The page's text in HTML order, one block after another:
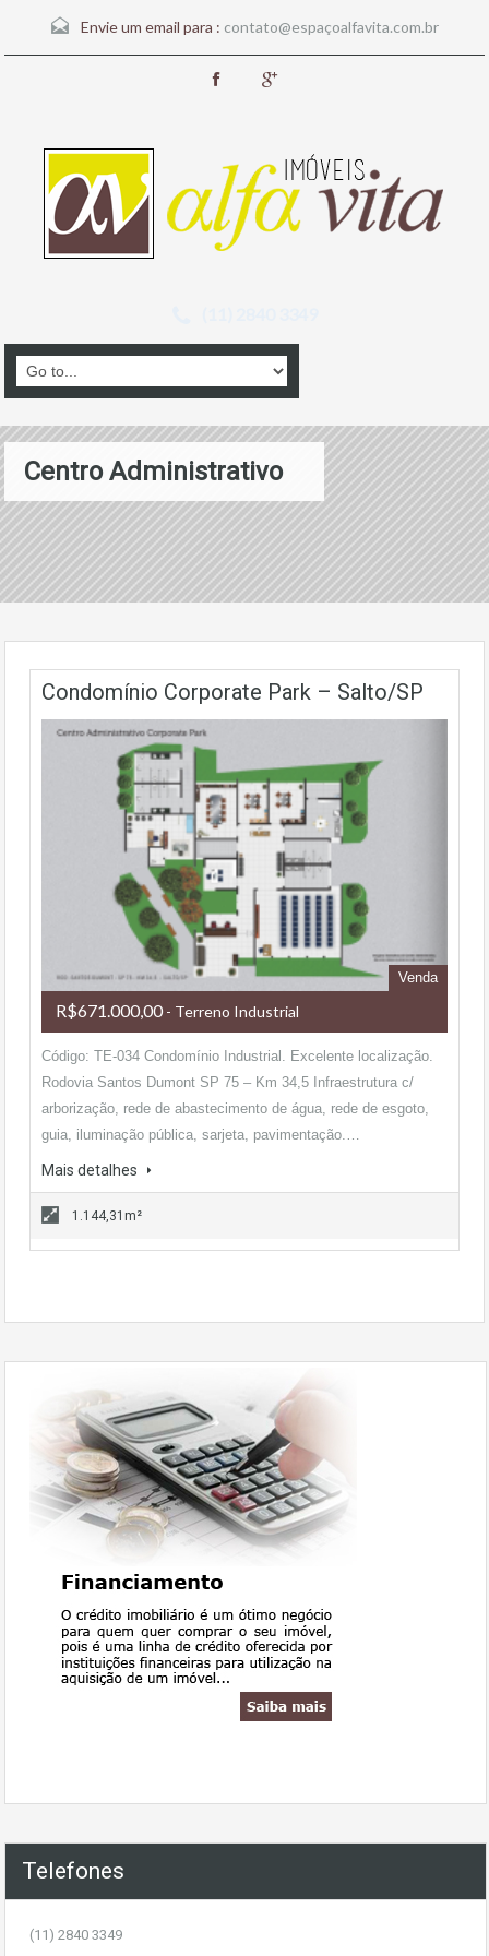
Envie um email para : contato@espaçoalfavita.com.br
Centro Administrativo
Condomínio Corporate Park – Salto/SP
Venda
R$671.000,00 - Terreno Industrial
Código: TE-034 Condomínio Industrial. Excelente localização.
Rodovia Santos Dumont SP 75 – Km 34,5 Infraestrutura c/
arborização, rede de abastecimento de água, rede de esgoto,
guia, iluminação pública, sarjeta, pavimentação.…
Mais detalhes
1.144,31m²
Telefones
(11) 2840 3349